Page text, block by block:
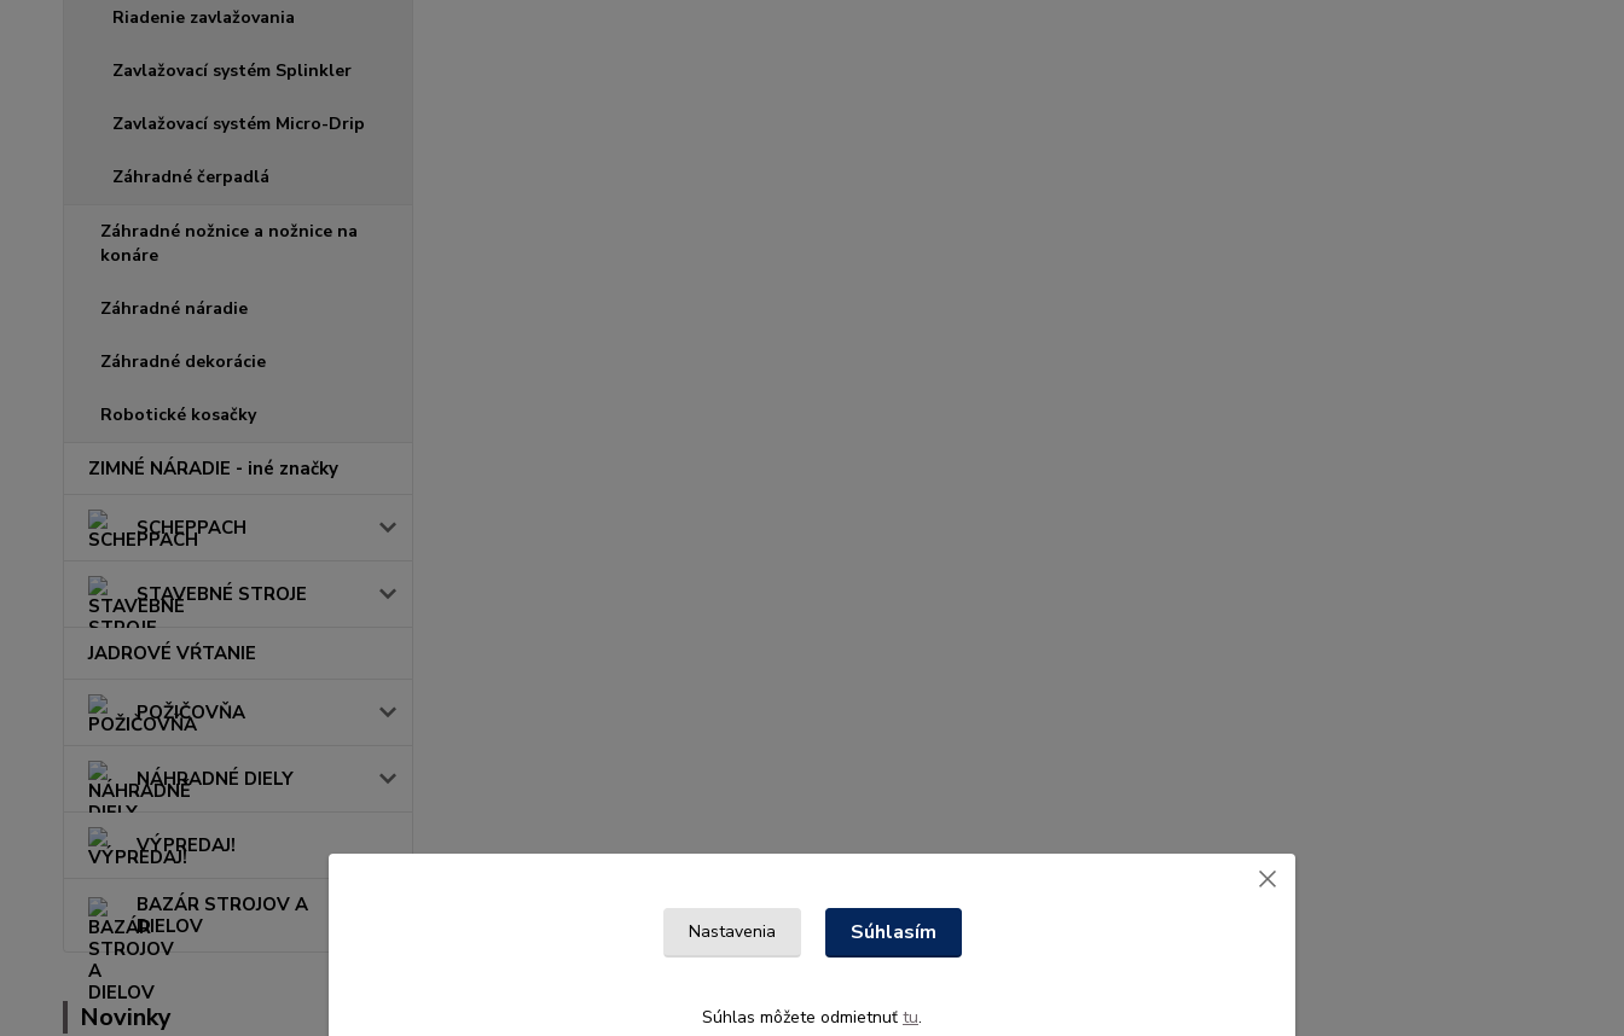
Riadenie zavlažovania
Zavlažovací systém Splinkler
Zavlažovací systém Micro-Drip
Záhradné čerpadlá
Záhradné nožnice a nožnice na
konáre
Záhradné náradie
Záhradné dekorácie
Robotické kosačky
ZIMNÉ NÁRADIE - iné značky
SCHEPPACH
STAVEBNÉ STROJE
JADROVÉ VŔTANIE
POŽIČOVŇA
NÁHRADNÉ DIELY
VÝPREDAJ!
BAZÁR STROJOV A
DIELOV
Novinky
Nastavenia Súhlasím
Súhlas môžete odmietnuť tu.